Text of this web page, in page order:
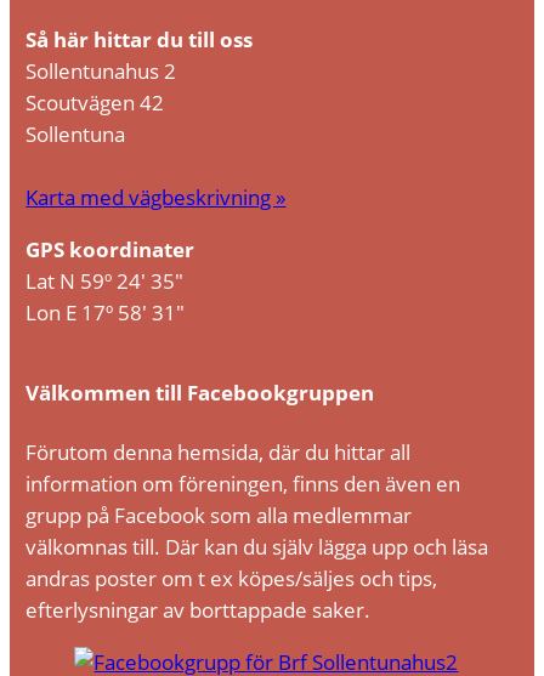
Så här hittar du till oss
Sollentunahus 2
Scoutvägen 42
Sollentuna
Karta med vägbeskrivning »
GPS koordinater
Lat N 59º 24′ 35″
Lon E 17º 58′ 31″
Välkommen till Facebookgruppen
Förutom denna hemsida, där du hittar all
information om föreningen, finns den även en
grupp på Facebook som alla medlemmar
välkomnas till. Där kan du själv lägga upp och läsa
andras poster om t ex köpes/säljes och tips,
efterlysningar av borttappade saker.
välja bort. De
behövs för
att hemsidan
över huvud
taget ska
Statistik
För att vi ska
kunna
funktionalitet
uppbyggnad,
baserat på
hur
hemsidan
används.
Upplevelse